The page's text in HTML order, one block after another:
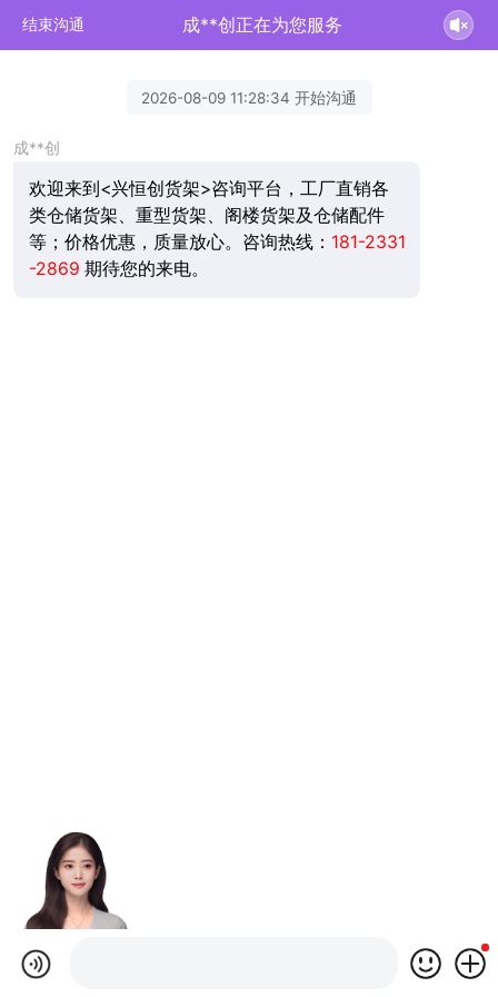
结束沟通 成**创正在为您服务
2026-08-09 11:28:34 开始沟通
成**创
欢迎来到<兴恒创货架>咨询平台，工厂直销各
类仓储货架、重型货架、阁楼货架及仓储配件
等；价格优惠，质量放心。咨询热线： 181-2331
-2869 期待您的来电。